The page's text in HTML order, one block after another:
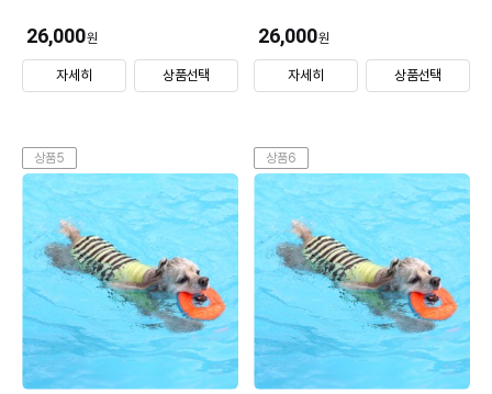
26,000원
자세히 상품선택
26,000원
자세히 상품선택
상품5 상품6